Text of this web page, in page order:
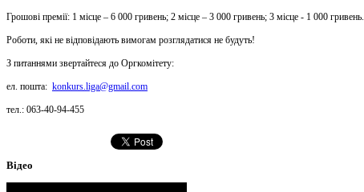
Грошові премії: 1 місце – 6 000 гривень; 2 місце – 3 000 гривень; 3 місце - 1 000 гривень.
Роботи, які не відповідають вимогам розглядатися не будуть!
З питаннями звертайтеся до Оргкомітету:
ел. пошта: konkurs.liga@gmail.com
тел.: 063-40-94-455
Відео